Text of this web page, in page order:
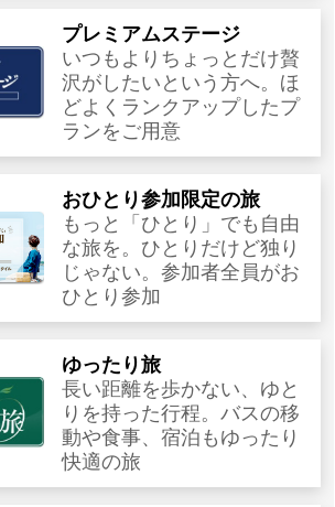
プレミアムステージ
いつもよりちょっとだけ贅
沢がしたいという方へ。ほ
どよくランクアップしたプ
ランをご用意
おひとり参加限定の旅
もっと「ひとり」でも自由
な旅を。ひとりだけど独り
じゃない。参加者全員がお
ひとり参加
ゆったり旅
長い距離を歩かない、ゆと
りを持った行程。バスの移
動や食事、宿泊もゆったり
快適の旅